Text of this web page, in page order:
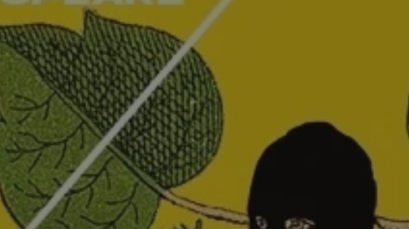
VISITOR_PRIVACY_METADATA
YouTube
5 miesięcy 4
użytkownika oraz jego
prywatności podczas
wybory dotyczące
zgody, zapewniając ich
wizytach. Dzięki temu
konfigurować swoich
zgodność z regulacjami
CookieScriptConsent
CookieScript
sosnowiecki.pl
Ten plik cookie jest
Script.com do
zgody użytkownika na
aby baner cookie
__cf_bm
Cloudflare
Inc.
.temu.com
29 minut 56
sekund
Ten plik cookie służy do
to korzystne dla strony
umożliwia tworzenie
korzystania z jej witryny
__cf_bm
Cloudflare
29 minut 54
Ten plik cookie służy do
Google Privacy Policy